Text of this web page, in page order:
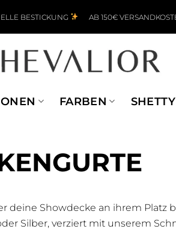
BESTICKUNG AB 150€
FARBEN SHETTY
deine Showdecke an ihrem
Silber, verziert mit unserem